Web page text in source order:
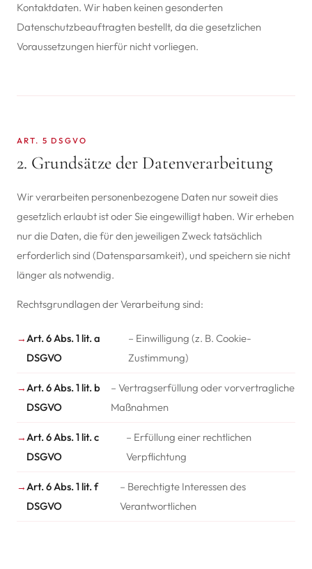
Kontaktdaten. Wir haben keinen gesonderten
Datenschutzbeauftragten bestellt, da die gesetzlichen
Voraussetzungen hierfür nicht vorliegen.
ART. 5 DSGVO
2. Grundsätze der Datenverarbeitung
Wir verarbeiten personenbezogene Daten nur soweit dies
gesetzlich erlaubt ist oder Sie eingewilligt haben. Wir erheben
nur die Daten, die für den jeweiligen Zweck tatsächlich
erforderlich sind (Datensparsamkeit), und speichern sie nicht
länger als notwendig.
Rechtsgrundlagen der Verarbeitung sind:
Art. 6 Abs. 1 lit. a
DSGVO
– Einwilligung (z. B. Cookie-
Zustimmung)
Art. 6 Abs. 1 lit. b
DSGVO
– Vertragserfüllung oder vorvertragliche
Maßnahmen
Art. 6 Abs. 1 lit. c
DSGVO
– Erfüllung einer rechtlichen
Verpflichtung
Art. 6 Abs. 1 lit. f
DSGVO
– Berechtigte Interessen des
Verantwortlichen